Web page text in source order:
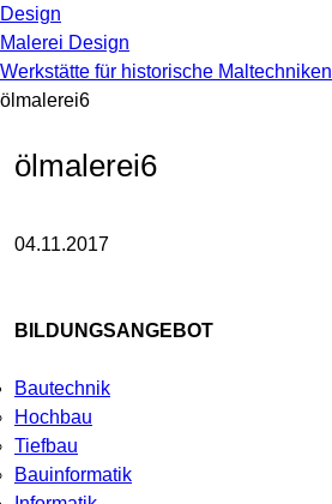
Design
Malerei Design
Werkstätte für historische Maltechniken
ölmalerei6
ölmalerei6
04.11.2017
BILDUNGSANGEBOT
Bautechnik
Hochbau
Tiefbau
Bauinformatik